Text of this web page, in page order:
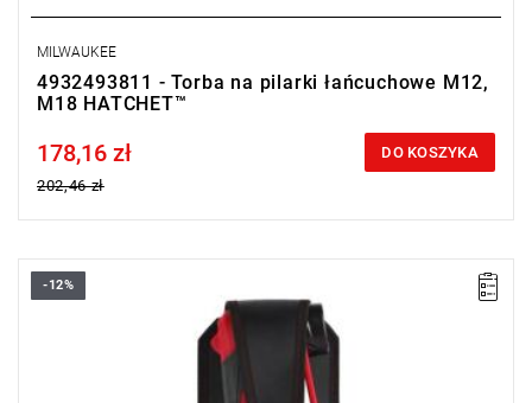
MILWAUKEE
4932493811 - Torba na pilarki łańcuchowe M12,
M18 HATCHET™
Price tax included
178,16 zł
202,46 zł
DO KOSZYKA
-12%